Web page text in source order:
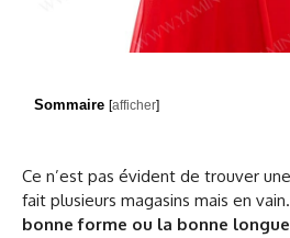
Sommaire [afficher]
Ce n’est pas évident de trouver
fait plusieurs magasins mais en
bonne forme ou la bonne